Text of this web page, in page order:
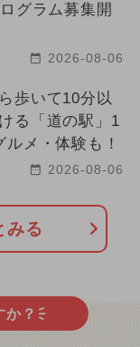
グラム募集開
2026-08-06
歩いて10分以
る「道の駅」1
メ・体験も！
2026-08-06
みる
か？